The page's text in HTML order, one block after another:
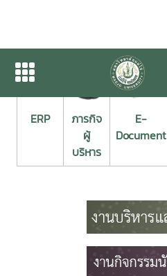
ERP
ภารกิจ
ผู้
บริหาร
E-
Document